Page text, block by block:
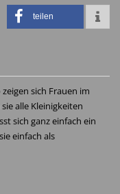
teilen
sich Frauen im
alle Kleinigkeiten
sich ganz einfach ein
einfach als